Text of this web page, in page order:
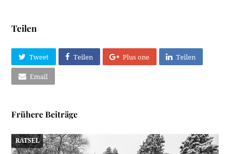
Teilen
Tweet Teilen Plus one Teilen
Email
Frühere Beiträge
RÄTSEL